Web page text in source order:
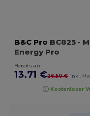
B&C Pro BC825 -
Energy Pro
Bereits ab
13.71 €26.50 € inkl.
Kostenloser